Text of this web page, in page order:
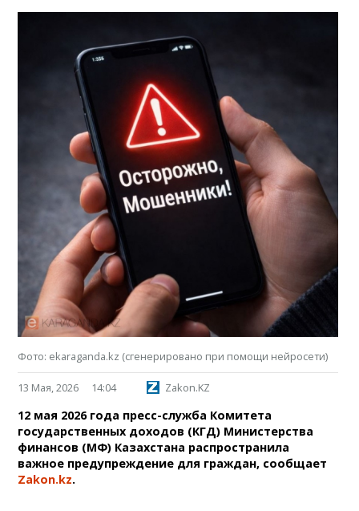
Фото: ekaraganda.kz (сгенерировано при помощи нейросети)
13 Мая, 2026 14:04 Zakon.KZ
12 мая 2026 года пресс-служба Комитета
государственных доходов (КГД) Министерства
финансов (МФ) Казахстана распространила
важное предупреждение для граждан, сообщает
Zakon.kz.